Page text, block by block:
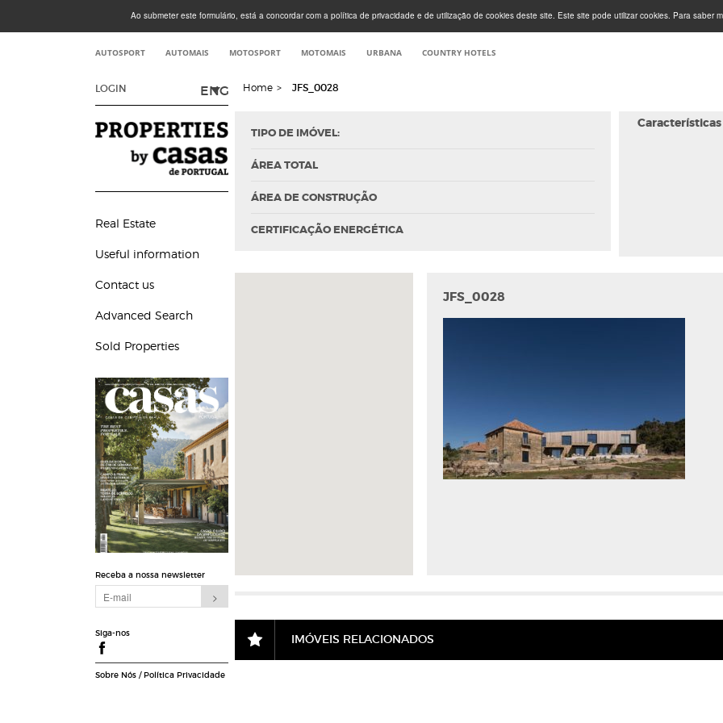
Ao submeter este formulário, está a concordar com a política de privacidade e de utilização de cookies deste site. Este site pode utilizar cookies. Para saber
AUTOSPORT AUTOMAIS MOTOSPORT MOTOMAIS URBANA COUNTRY HOTELS
LOGIN ENG
Real Estate
Useful information
Contact us
Advanced Search
Sold Properties
Receba a nossa newsletter
Siga-nos
Sobre Nós/ Política Privacidade
Home > JFS_0028
TIPO DE IMÓVEL:
ÁREA TOTAL
ÁREA DE CONSTRUÇÃO
CERTIFICAÇÃO ENERGÉTICA
Características
JFS_0028
IMÓVEIS RELACIONADOS